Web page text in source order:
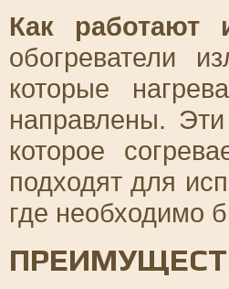
Как работают
обогреватели
которые
направлены.
которое
подходят для
где необходимо